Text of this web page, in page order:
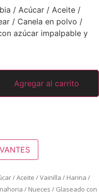
/ Acúcar / Aceite /
/ Canela en polvo /
azúcar impalpable y
Agregar al carrito
/ Aceite / Vainilla / Harina /
/ Nueces / Glaseado con